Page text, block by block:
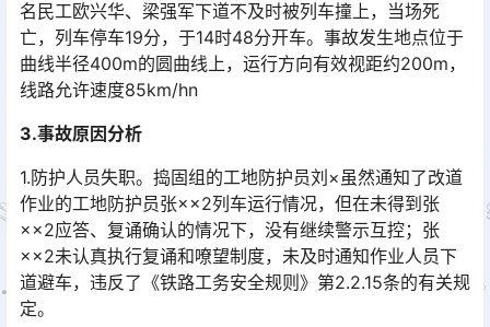
名民工欧兴华、梁强军下道不及时被列车撞上，当场死
亡，列车停车19分，于14时48分开车。事故发生地点位于
曲线半径400m的圆曲线上，运行方向有效视距约200m，
线路允许速度85km/hn󠅅󠅃󠄵󠅂󠄪󠇖󠆨󠆨󠇕󠆞󠆒󠅬󠇘󠆭󠆘󠇙󠆝󠅵󠇗󠆭󠆁󠄐󠇗󠅹󠅸󠇖󠆍󠅳󠇖󠅹󠅰󠇖󠆌󠅹
3.事故原因分析
1.防护人员失职。捣固组的工地防护员刘×虽然通知了改道
作业的工地防护员张××2列车运行情况，但在未得到张
××2应答、复诵确认的情况下，没有继续警示互控；张
××2未认真执行复诵和嘹望制度，未及时通知作业人员下
道避车，违反了《铁路工务安全规则》第2.2.15条的有关规
定。󠅅󠅃󠄵󠅂󠄪󠇖󠆨󠆨󠇕󠆞󠆒󠅬󠇘󠆭󠆘󠇙󠆝󠅵󠇗󠆭󠆁󠄐󠇗󠅹󠅸󠇖󠆍󠅳󠇖󠅹󠅰󠇖󠆌󠅹